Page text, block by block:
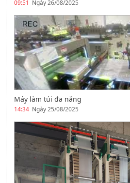
09:51 Ngày 26/08/2025
Máy làm túi đa năng
14:34 Ngày 25/08/2025